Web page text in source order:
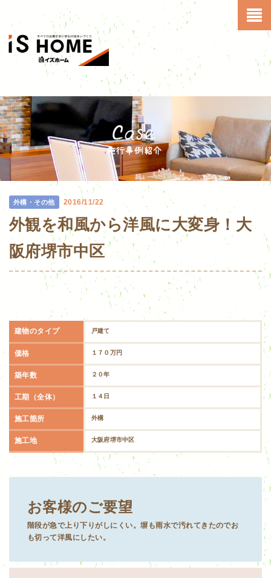
外構・その他 2016/11/22
外観を和風から洋風に大変身！大
阪府堺市中区
建物のタイプ 戸建て
価格 １７０万円
築年数 ２０年
工期（全体） １４日
施工箇所 外構
施工地 大阪府堺市中区
お客様のご要望
階段が急で上り下りがしにくい。塀も雨水で汚れてきたのでお
も切って洋風にしたい。